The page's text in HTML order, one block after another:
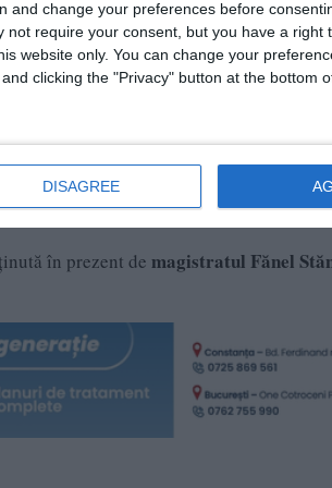
change your preferences before
require your consent, but you have a right
website only. You can change your
clicking the "Privacy" button at the bottom
DISAGREE
în prezent de magistratul Fănel